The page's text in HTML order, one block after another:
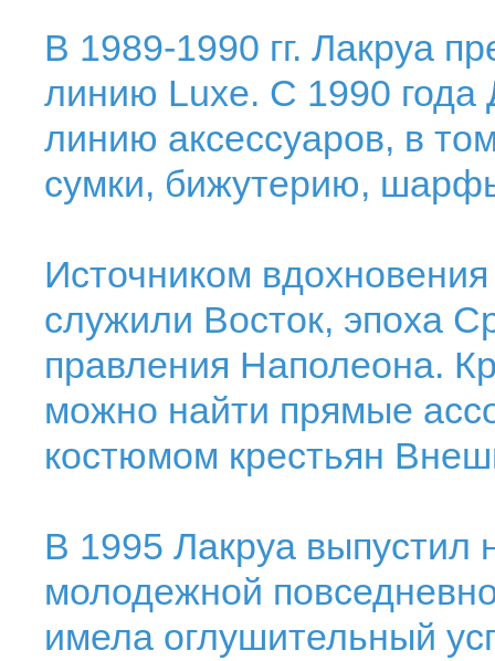
В 1989-1990 гг. Лакруа
линию Luxe. С 1990
линию аксессуаров, в
сумки, бижутерию,
Источником
служили Восток, эпоха
правления Наполеона.
можно найти прямые
костюмом крестьян
В 1995 Лакруа выпустил
молодежной
имела оглушительный